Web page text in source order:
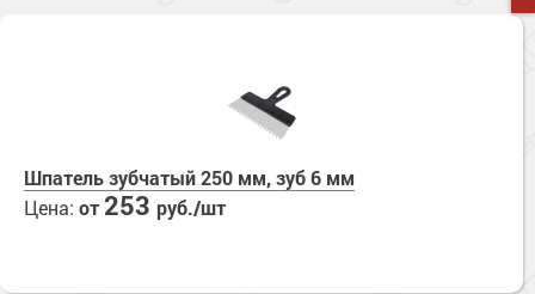
Шпатель зубчатый 250 мм, зуб 6 мм
Цена: от253 руб./шт